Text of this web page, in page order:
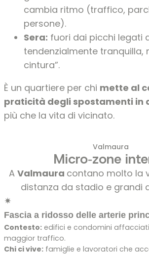
cambia ritmo (traffico,
persone).
Sera: fuori dai picchi legati
tendenzialmente tranquilla,
cintura”.
È un quartiere per chi mette al
praticità degli spostamenti in
più che la vita di vicinato.
Valmaura
Micro‑zone
A Valmaura contano molto la
distanza da stadio e grandi
✴
Fascia a ridosso delle arterie
Contesto: edifici e condomini affacciati
maggior traffico.
Chi ci vive: famiglie e lavoratori che